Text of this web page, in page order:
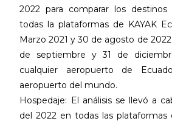
2022 para comparar los
todas la plataformas de KAYAK
Marzo 2021 y 30 de agosto de
de septiembre y 31 de
cualquier aeropuerto de
aeropuerto del mundo.
Hospedaje: El análisis se llevó a
del 2022 en todas las plataformas